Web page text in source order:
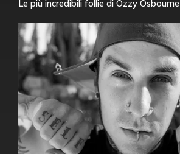
Le più incredibili follie di Ozzy Osbourne